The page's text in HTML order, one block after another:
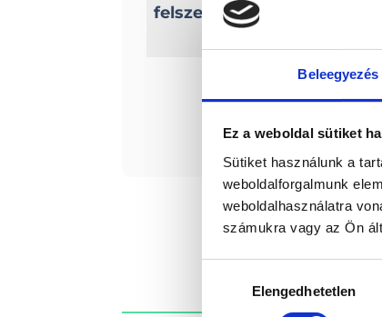
Beleegyezés
Ez a weboldal sütiket
Sütiket használunk a
weboldalforgalmunk
weboldalhasználatra
számukra vagy az Ön
kiválasztásaElengedhetetlen
felszereltség